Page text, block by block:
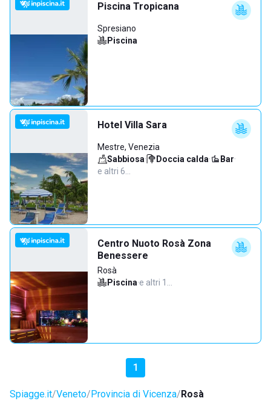
Piscina Tropicana
Spresiano
Piscina
Hotel Villa Sara
Mestre, Venezia
Sabbiosa· Doccia calda· Bar·
e altri 6…
Centro Nuoto Rosà Zona
Benessere
Rosà
Piscina·e altri 1…
1
Spiagge.it Veneto Provincia di Vicenza Rosà